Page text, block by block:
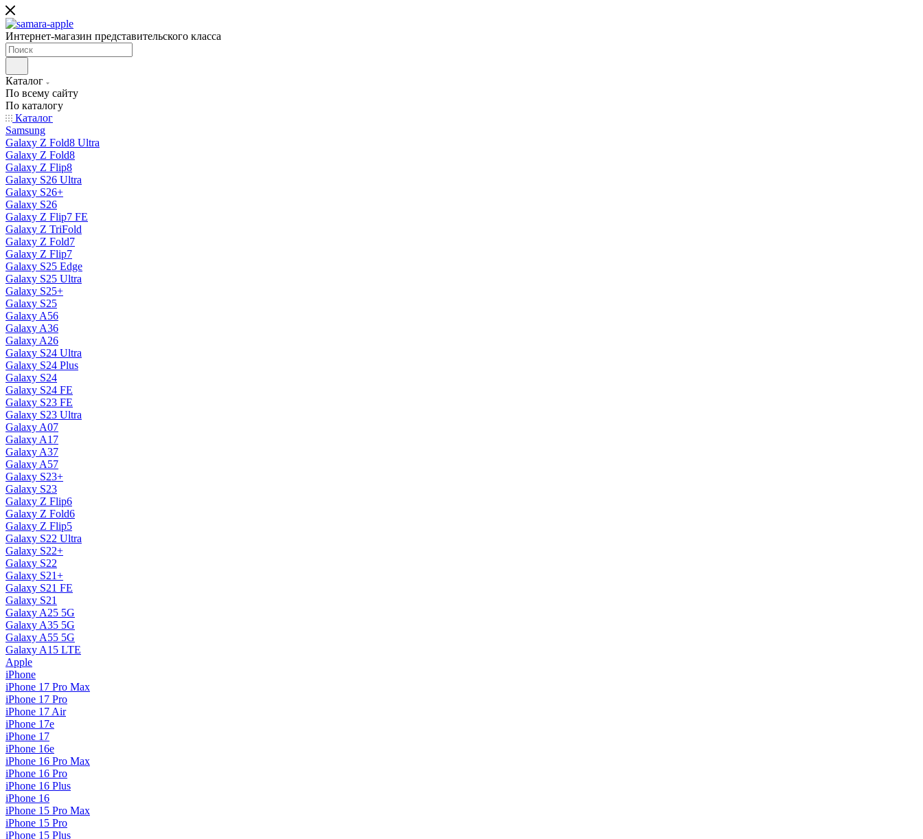
Интернет-магазин представительского класса
Каталог
По всему сайту
По каталогу
Каталог
Samsung
Galaxy Z Fold8 Ultra
Galaxy Z Fold8
Galaxy Z Flip8
Galaxy S26 Ultra
Galaxy S26+
Galaxy S26
Galaxy Z Flip7 FE
Galaxy Z TriFold
Galaxy Z Fold7
Galaxy Z Flip7
Galaxy S25 Edge
Galaxy S25 Ultra
Galaxy S25+
Galaxy S25
Galaxy A56
Galaxy A36
Galaxy A26
Galaxy S24 Ultra
Galaxy S24 Plus
Galaxy S24
Galaxy S24 FE
Galaxy S23 FE
Galaxy S23 Ultra
Galaxy A07
Galaxy A17
Galaxy A37
Galaxy A57
Galaxy S23+
Galaxy S23
Galaxy Z Flip6
Galaxy Z Fold6
Galaxy Z Flip5
Galaxy S22 Ultra
Galaxy S22+
Galaxy S22
Galaxy S21+
Galaxy S21 FE
Galaxy S21
Galaxy A25 5G
Galaxy A35 5G
Galaxy A55 5G
Galaxy A15 LTE
Apple
iPhone
iPhone 17 Pro Max
iPhone 17 Pro
iPhone 17 Air
iPhone 17e
iPhone 17
iPhone 16e
iPhone 16 Pro Max
iPhone 16 Pro
iPhone 16 Plus
iPhone 16
iPhone 15 Pro Max
iPhone 15 Pro
iPhone 15 Plus